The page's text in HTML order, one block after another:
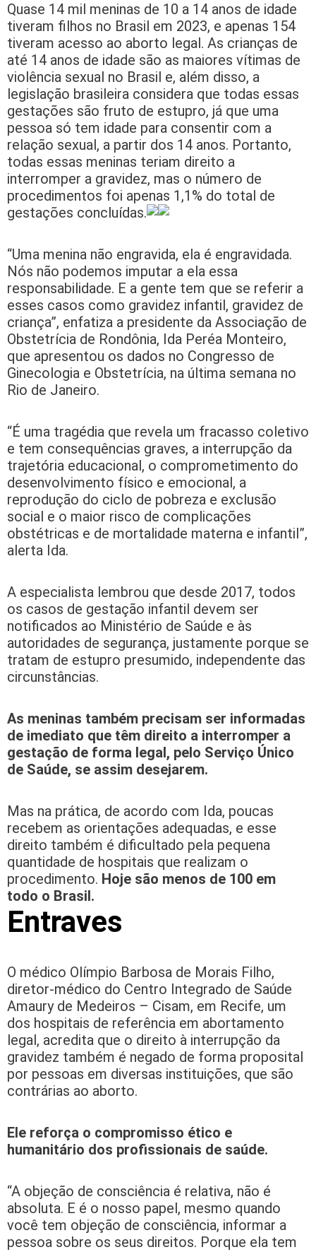
Quase 14 mil meninas de 10 a 14 anos de idade
tiveram filhos no Brasil em 2023, e apenas 154
tiveram acesso ao aborto legal. As crianças de
até 14 anos de idade são as maiores vítimas de
violência sexual no Brasil e, além disso, a
legislação brasileira considera que todas essas
gestações são fruto de estupro, já que uma
pessoa só tem idade para consentir com a
relação sexual, a partir dos 14 anos. Portanto,
todas essas meninas teriam direito a
interromper a gravidez, mas o número de
procedimentos foi apenas 1,1% do total de
gestações concluídas.
“Uma menina não engravida, ela é engravidada.
Nós não podemos imputar a ela essa
responsabilidade. E a gente tem que se referir a
esses casos como gravidez infantil, gravidez de
criança”, enfatiza a presidente da Associação de
Obstetrícia de Rondônia, Ida Peréa Monteiro,
que apresentou os dados no Congresso de
Ginecologia e Obstetrícia, na última semana no
Rio de Janeiro.
“É uma tragédia que revela um fracasso coletivo
e tem consequências graves, a interrupção da
trajetória educacional, o comprometimento do
desenvolvimento físico e emocional, a
reprodução do ciclo de pobreza e exclusão
social e o maior risco de complicações
obstétricas e de mortalidade materna e infantil”,
alerta Ida.
A especialista lembrou que desde 2017, todos
os casos de gestação infantil devem ser
notificados ao Ministério de Saúde e às
autoridades de segurança, justamente porque se
tratam de estupro presumido, independente das
circunstâncias.
As meninas também precisam ser informadas
de imediato que têm direito a interromper a
gestação de forma legal, pelo Serviço Único
de Saúde, se assim desejarem.
Mas na prática, de acordo com Ida, poucas
recebem as orientações adequadas, e esse
direito também é dificultado pela pequena
quantidade de hospitais que realizam o
procedimento. Hoje são menos de 100 em
todo o Brasil.
Entraves
O médico Olímpio Barbosa de Morais Filho,
diretor-médico do Centro Integrado de Saúde
Amaury de Medeiros – Cisam, em Recife, um
dos hospitais de referência em abortamento
legal, acredita que o direito à interrupção da
gravidez também é negado de forma proposital
por pessoas em diversas instituições, que são
contrárias ao aborto.
Ele reforça o compromisso ético e
humanitário dos profissionais de saúde.
“A objeção de consciência é relativa, não é
absoluta. E é o nosso papel, mesmo quando
você tem objeção de consciência, informar a
pessoa sobre os seus direitos. Porque ela tem